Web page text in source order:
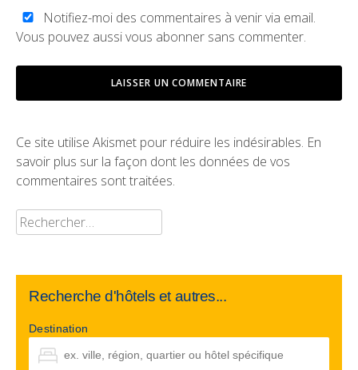
Notifiez-moi des commentaires à venir via email.
Vous pouvez aussivous abonner sans commenter.
Ce site utilise Akismet pour réduire les indésirables. En
savoir plus sur la façon dont les données de vos
commentaires sont traitées.
Rechercher :
Recherche d'hôtels et autres...
Destination